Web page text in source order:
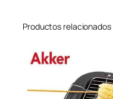
a
d
Productos relacionados